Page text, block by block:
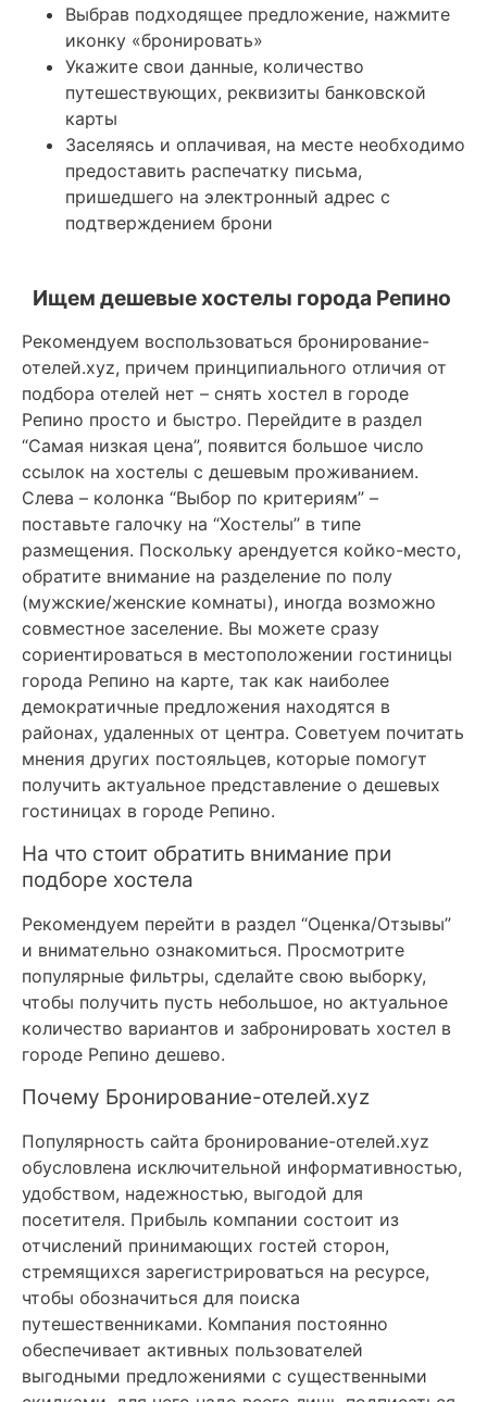
Выбрав подходящее предложение, нажмите
иконку «бронировать»
Укажите свои данные, количество
путешествующих, реквизиты банковской
карты
Заселяясь и оплачивая, на месте необходимо
предоставить распечатку письма,
пришедшего на электронный адрес с
подтверждением брони
Ищем дешевые хостелы города Репино
Рекомендуем воспользоваться бронирование-
отелей.xyz, причем принципиального отличия от
подбора отелей нет – снять хостел в городе
Репино просто и быстро. Перейдите в раздел
“Самая низкая цена”, появится большое число
ссылок на хостелы с дешевым проживанием.
Слева – колонка “Выбор по критериям” –
поставьте галочку на “Хостелы” в типе
размещения. Поскольку арендуется койко-место,
обратите внимание на разделение по полу
(мужские/женские комнаты), иногда возможно
совместное заселение. Вы можете сразу
сориентироваться в местоположении гостиницы
города Репино на карте, так как наиболее
демократичные предложения находятся в
районах, удаленных от центра. Советуем почитать
мнения других постояльцев, которые помогут
получить актуальное представление о дешевых
гостиницах в городе Репино.
На что стоит обратить внимание при
подборе хостела
Рекомендуем перейти в раздел “Оценка/Отзывы”
и внимательно ознакомиться. Просмотрите
популярные фильтры, сделайте свою выборку,
чтобы получить пусть небольшое, но актуальное
количество вариантов и забронировать хостел в
городе Репино дешево.
Почему Бронирование-отелей.xyz
Популярность сайта бронирование-отелей.xyz
обусловлена исключительной информативностью,
удобством, надежностью, выгодой для
посетителя. Прибыль компании состоит из
отчислений принимающих гостей сторон,
стремящихся зарегистрироваться на ресурсе,
чтобы обозначиться для поиска
путешественниками. Компания постоянно
обеспечивает активных пользователей
выгодными предложениями с существенными